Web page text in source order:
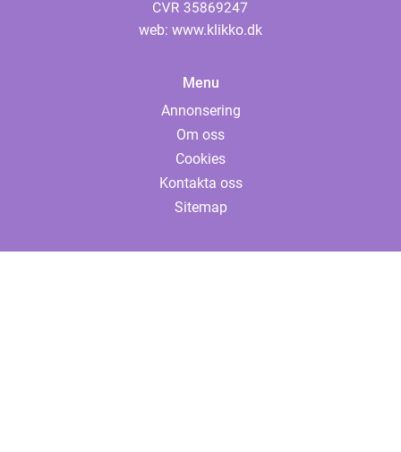
web: www.klikko.dk
Menu
Annonsering
Om oss
Cookies
Kontakta oss
Sitemap